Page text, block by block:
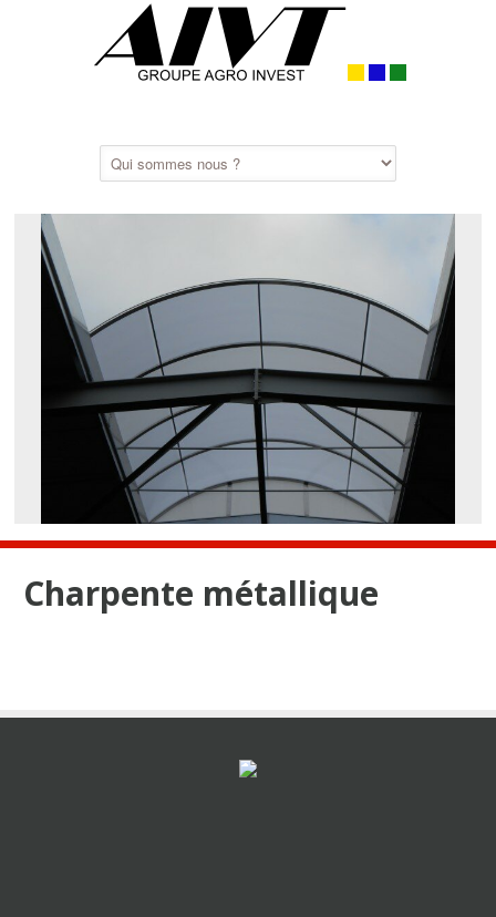
Charpente métallique